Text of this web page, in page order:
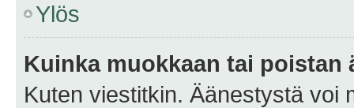
Ylös
Kuinka muokkaan tai poistan
Kuten viestitkin. Äänestystä voi